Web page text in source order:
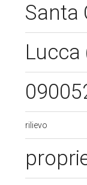
Santa
rilievo